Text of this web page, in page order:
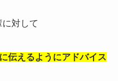
対して
伝えるようにアドバイス